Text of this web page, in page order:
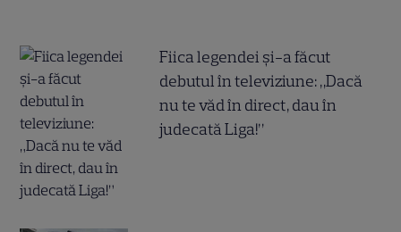
Fiica legendei și-a făcut
debutul în televiziune: „Dacă
nu te văd în direct, dau în
judecată Liga!”